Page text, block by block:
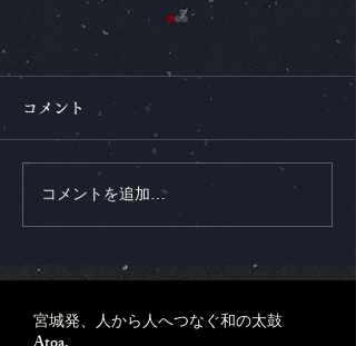
出演決定！7/４「花乱
－」／リフノス5周年記念
事業
コメント
コメントを追加…
宮城発、人から人へつなぐ和の太鼓